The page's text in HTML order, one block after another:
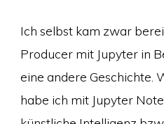
Ich selbst kam zwar
Producer mit Jupyter in
eine andere Geschichte.
habe ich mit Jupyter